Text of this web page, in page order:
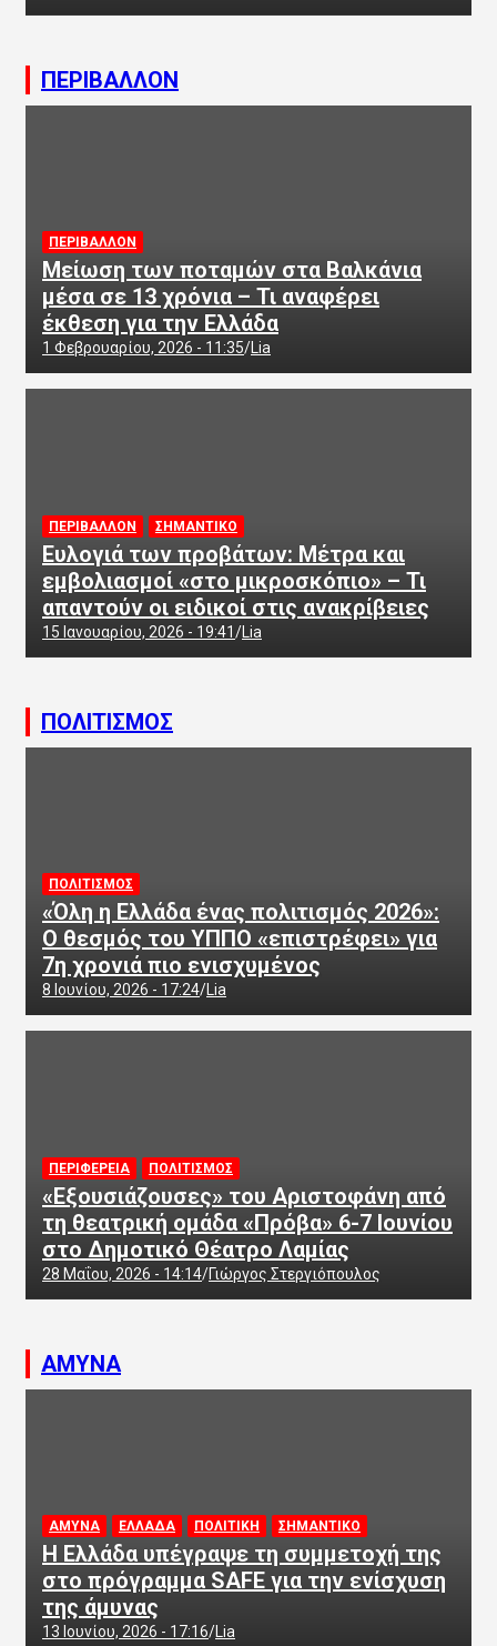
ΠΕΡΙΒΑΛΛΟΝ
ΠΕΡΙΒΑΛΛΟΝ
Μείωση των ποταμών στα Βαλκάνια
μέσα σε 13 χρόνια – Τι αναφέρει
έκθεση για την Ελλάδα
1 Φεβρουαρίου, 2026 - 11:35 Lia
ΠΕΡΙΒΑΛΛΟΝ ΣΗΜΑΝΤΙΚΟ
Ευλογιά των προβάτων: Μέτρα και
εμβολιασμοί «στο μικροσκόπιο» – Τι
απαντούν οι ειδικοί στις ανακρίβειες
15 Ιανουαρίου, 2026 - 19:41 Lia
ΠΟΛΙΤΙΣΜΟΣ
ΠΟΛΙΤΙΣΜΟΣ
«Όλη η Ελλάδα ένας πολιτισμός 2026»:
Ο θεσμός του ΥΠΠΟ «επιστρέφει» για
7η χρονιά πιο ενισχυμένος
8 Ιουνίου, 2026 - 17:24 Lia
ΠΕΡΙΦΕΡΕΙΑ ΠΟΛΙΤΙΣΜΟΣ
«Εξουσιάζουσες» του Αριστοφάνη από
τη θεατρική ομάδα «Πρόβα» 6-7 Ιουνίου
στο Δημοτικό Θέατρο Λαμίας
28 Μαΐου, 2026 - 14:14 Γιώργος Στεργιόπουλος
ΑΜΥΝΑ
ΑΜΥΝΑ ΕΛΛΑΔΑ ΠΟΛΙΤΙΚΗ ΣΗΜΑΝΤΙΚΟ
Η Ελλάδα υπέγραψε τη συμμετοχή της
στο πρόγραμμα SAFE για την ενίσχυση
της άμυνας
13 Ιουνίου, 2026 - 17:16 Lia